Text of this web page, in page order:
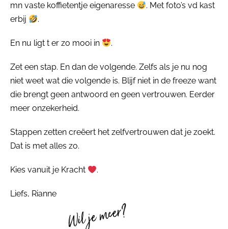
mn vaste koffietentje eigenaresse
. Met foto’s vd kast
erbij
.
En nu ligt t er zo mooi in .
Zet een stap. En dan de volgende. Zelfs als je nu nog
niet weet wat die volgende is. Blijf niet in de freeze want
die brengt geen antwoord en geen vertrouwen. Eerder
meer onzekerheid.
Stappen zetten creëert het zelfvertrouwen dat je zoekt.
Dat is met alles zo.
Kies vanuit je Kracht .
Liefs, Rianne
Wil je meer?